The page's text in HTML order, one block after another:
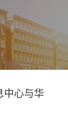
中心与华